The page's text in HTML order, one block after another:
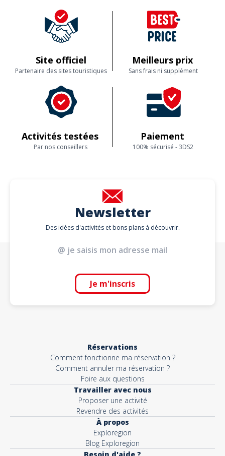
Site officiel
Partenaire des sites touristiques
Meilleurs prix
Sans frais ni supplément
Activités testées
Par nos conseillers
Paiement
100% sécurisé - 3DS2
Newsletter
Des idées d'activités et bons plans à découvrir.
Je m'inscris
Réservations
Comment fonctionne ma réservation ?
Comment annuler ma réservation ?
Foire aux questions
Travailler avec nous
Proposer une activité
Revendre des activités
À propos
Exploregion
Blog Exploregion